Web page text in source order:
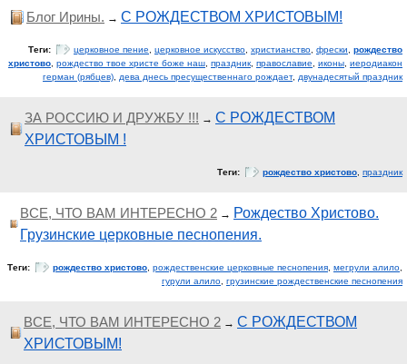
Блог Ирины. → С РОЖДЕСТВОМ ХРИСТОВЫМ!
Теги: церковное пение церковное искусство христианство фрески
рождество
христово рождество твое христе боже наш праздник православие иконы иеродиакон
герман (рябцев)
дева днесь пресущественнаго рождает, двунадесятый праздник
ЗА РОССИЮ И ДРУЖБУ !!! → С РОЖДЕСТВОМ
ХРИСТОВЫМ !
Теги: рождество христово праздник
ВСЕ, ЧТО ВАМ ИНТЕРЕСНО 2 → Рождество Христово.
Грузинские церковные песнопения.
Теги: рождество христово рождественские церковные песнопения мегрули алило
гурули алило грузинские рождественские песнопения
ВСЕ, ЧТО ВАМ ИНТЕРЕСНО 2 → С РОЖДЕСТВОМ
ХРИСТОВЫМ!